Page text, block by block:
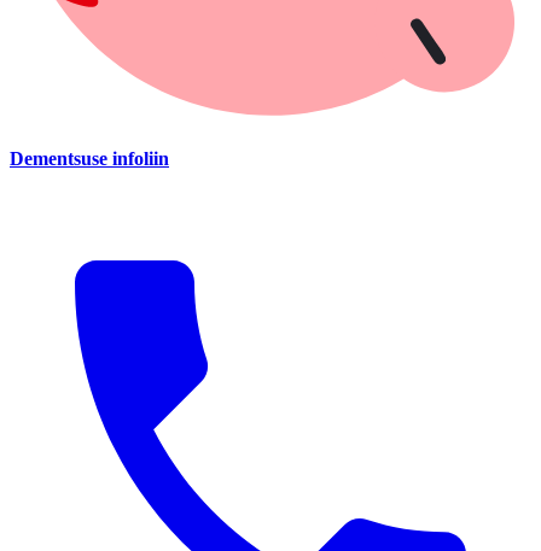
Dementsuse infoliin